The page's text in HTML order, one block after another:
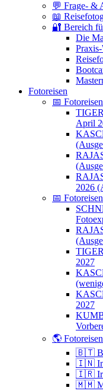
💬 Frage- &
📖
🔐 Bereich
Die
Fotoreisen
📅
April
2026
📅
2027
2027
🌎
🇧🇹
🇮🇳
🇮🇷
🇲🇲